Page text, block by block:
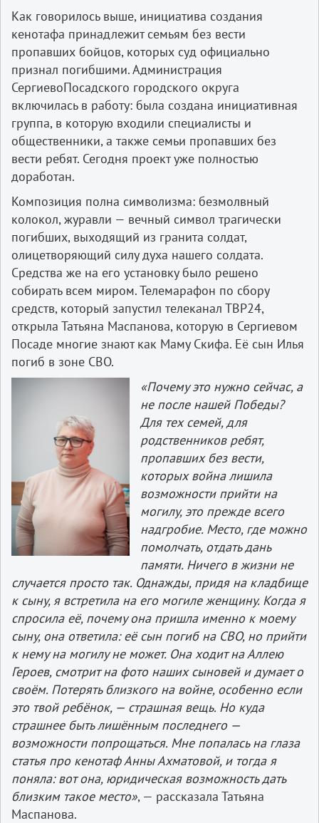
Как говорилось выше, инициатива создания
кенотафа принадлежит семьям без вести
пропавших бойцов, которых суд официально
признал погибшими. Администрация
СергиевоПосадского городского округа
включилась в работу: была создана инициативная
группа, в которую входили специалисты и
общественники, а также семьи пропавших без
вести ребят. Сегодня проект уже полностью
доработан.
Композиция полна символизма: безмолвный
колокол, журавли — вечный символ трагически
погибших, выходящий из гранита солдат,
олицетворяющий силу духа нашего солдата.
Средства же на его установку было решено
собирать всем миром. Телемарафон по сбору
средств, который запустил телеканал ТВР24,
открыла Татьяна Маспанова, которую в Сергиевом
Посаде многие знают как Маму Скифа. Её сын Илья
погиб в зоне СВО.
«Почему это нужно сейчас, а
не после нашей Победы?
Для тех семей, для
родственников ребят,
пропавших без вести,
которых война лишила
возможности прийти на
могилу, это прежде всего
надгробие. Место, где можно
помолчать, отдать дань
памяти. Ничего в жизни не
случается просто так. Однажды, придя на кладбище
к сыну, я встретила на его могиле женщину. Когда я
спросила её, почему она пришла именно к моему
сыну, она ответила: её сын погиб на СВО, но прийти
к нему на могилу не может. Она ходит на Аллею
Героев, смотрит на фото наших сыновей и думает о
своём. Потерять близкого на войне, особенно если
это твой ребёнок, — страшная вещь. Но куда
страшнее быть лишённым последнего —
возможности попрощаться. Мне попалась на глаза
статья про кенотаф Анны Ахматовой, и тогда я
поняла: вот она, юридическая возможность дать
близким такое место», — рассказала Татьяна
Маспанова.